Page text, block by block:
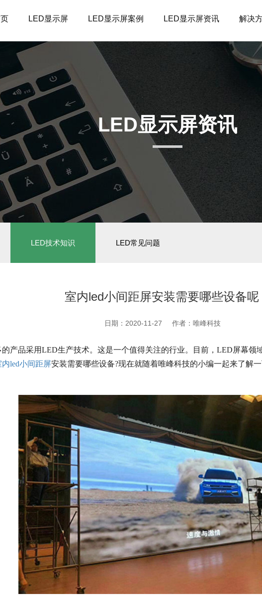
LED显示屏 LED显示屏案例 LED显示屏资讯 解决
LED显示屏资讯
LED技术知识 LED常见问题
室内led小间距屏安装需要哪些设备呢
日期：2020-11-27 作者：唯峰科技
产品采用LED生产技术。这是一个值得关注的行业。目前，LED屏幕领
内led小间距屏安装需要哪些设备?现在就随着唯峰科技的小编一起来了解一